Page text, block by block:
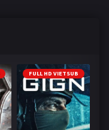
FULL HD VIETSUB